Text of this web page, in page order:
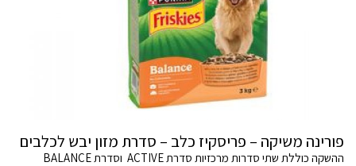
פורינה משיקה – פריסקיז כלב – סדרת מזון יבש לכלבים
ההשקה כוללת שתי סדרות מרכזיות סדרת ACTIVE וסדרת BALANCE